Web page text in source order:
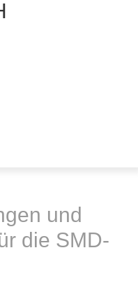
und
die SMD-